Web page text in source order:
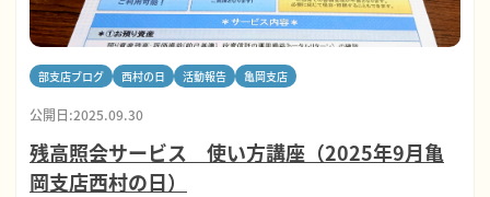
部支店ブログ 西村の日 活動報告 亀岡支店
公開日:2025.09.30
残高照会サービス 使い方講座（2025年9月亀
岡支店西村の日）